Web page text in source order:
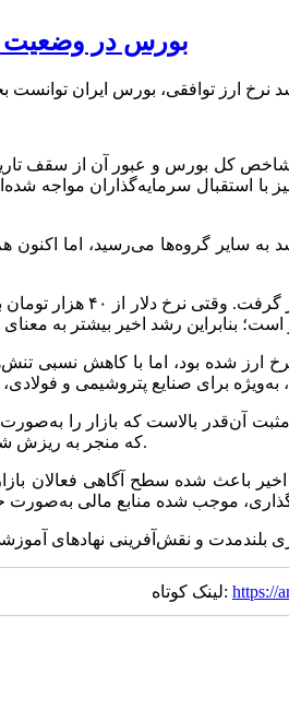
بورس در وضعیت
سرمایه‌گذاران مواجه
سایر گروه‌ها می‌رسید، اما اکنون
ارز شده بود، اما با کاهش نسبی
آن‌قدر بالاست که بازار را
که منجر به ریزش شود. ازاین‌رو بورس در وضعیت تعادلی و انتظار به سر می‌برد.
شده سطح آگاهی فعالان بازار
لینک کوتاه: https://